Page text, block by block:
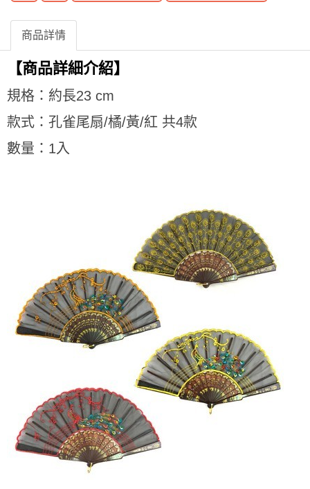
商品詳情
【商品詳細介紹】
規格：約長23 cm
款式：孔雀尾扇/橘/黃/紅 共4款
數量：1入